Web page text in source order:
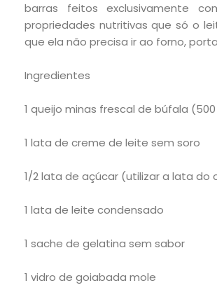
Início
Academia
Beleza
Bora
lá!
barras feitos exclusivamente
propriedades nutritivas que só o
que ela não precisa ir ao forno,
Ingredientes
1 queijo minas frescal de búfala
1 lata de creme de leite sem soro
1/2 lata de açúcar (utilizar a lata
1 lata de leite condensado
1 sache de gelatina sem sabor
1 vidro de goiabada mole